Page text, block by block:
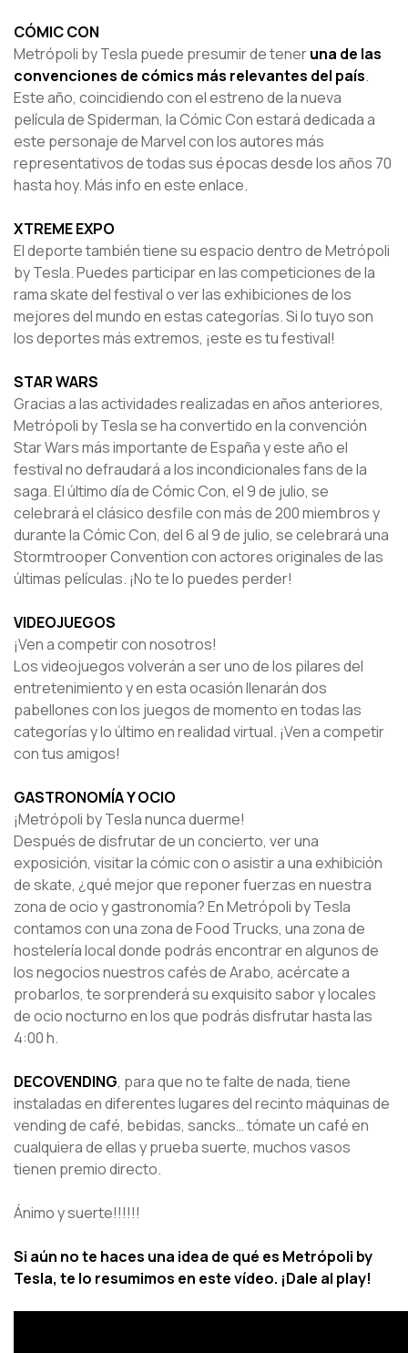
CÓMIC CON
Metrópoli by Tesla puede presumir de teneruna de las
convenciones de cómics más relevantes del país.
Este año, coincidiendo con el estreno de la nueva
película de Spiderman, la Cómic Con estará dedicada a
este personaje de Marvel con los autores más
representativos de todas sus épocas desde los años 70
hasta hoy. Más info en este enlace.
XTREME EXPO
El deporte también tiene su espacio dentro de Metrópoli
by Tesla. Puedes participar en las competiciones de la
rama skate del festival o ver las exhibiciones de los
mejores del mundo en estas categorías. Si lo tuyo son
los deportes más extremos, ¡este es tu festival!
STAR WARS
Gracias a las actividades realizadas en años anteriores,
Metrópoli by Tesla se ha convertido en la convención
Star Wars más importante de España y este año el
festival no defraudará a los incondicionales fans de la
saga. El último día de Cómic Con, el 9 de julio, se
celebrará el clásico desfile con más de 200 miembros y
durante la Cómic Con, del 6 al 9 de julio, se celebrará una
Stormtrooper Convention con actores originales de las
últimas películas. ¡No te lo puedes perder!
VIDEOJUEGOS
¡Ven a competir con nosotros!
Los videojuegos volverán a ser uno de los pilares del
entretenimiento y en esta ocasión llenarán dos
pabellones con los juegos de momento en todas las
categorías y lo último en realidad virtual. ¡Ven a competir
con tus amigos!
GASTRONOMÍA Y OCIO
¡Metrópoli by Tesla nunca duerme!
Después de disfrutar de un concierto, ver una
exposición, visitar la cómic con o asistir a una exhibición
de skate, ¿qué mejor que reponer fuerzas en nuestra
zona de ocio y gastronomía? En Metrópoli by Tesla
contamos con una zona de Food Trucks, una zona de
hostelería local donde podrás encontrar en algunos de
los negocios nuestros cafés de Arabo, acércate a
probarlos, te sorprenderá su exquisito sabor y locales
de ocio nocturno en los que podrás disfrutar hasta las
4:00 h.
DECOVENDING, para que no te falte de nada, tiene
instaladas en diferentes lugares del recinto máquinas de
vending de café, bebidas, sancks… tómate un café en
cualquiera de ellas y prueba suerte, muchos vasos
tienen premio directo.
Ánimo y suerte!!!!!!
Si aún no te haces una idea de qué es Metrópoli by
Tesla, te lo resumimos en este vídeo. ¡Dale al play!